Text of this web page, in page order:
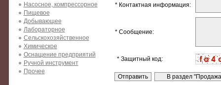
Насосное, компрессорное
Пищевое
Добывающее
Лабораторное
Сельскохозяйственное
Химическое
Оснащение предприятий
Ручной инструмент
Прочее
* Контактная информация:
* Сообщение:
* Защитный код: